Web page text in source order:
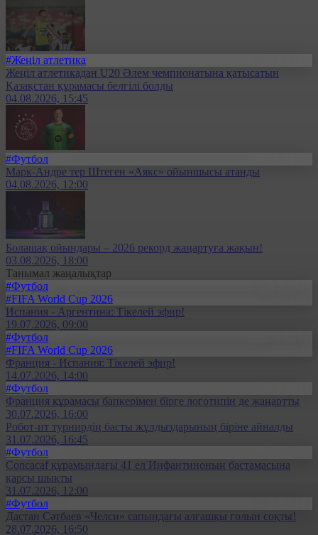
#Жеңіл атлетика
Жеңіл атлетикадан U20 Әлем чемпионатына қатысатын
Қазақстан құрамасы белгілі болды
04.08.2026, 15:45
#Футбол
Марк-Андре тер Штеген «Аякс» ойыншысы атанды
04.08.2026, 12:00
Болашақ ойындары – 2026 рекорд жаңартуға жақын!
03.08.2026, 18:00
Танымал жаңалықтар
#Футбол
#FIFA World Cup 2026
Испания - Аргентина: Тікелей эфир!
19.07.2026, 09:00
#Футбол
#FIFA World Cup 2026
Франция - Испания: Тікелей эфир!
14.07.2026, 14:00
#Футбол
Франция құрамасы бапкерімен бірге логотипін де жаңартты
30.07.2026, 16:00
Робот-ит турнирдің басты жұлдыздарының біріне айналды
31.07.2026, 16:45
#Футбол
Concacaf құрамындағы 41 ел Инфантиноның бастамасына
қарсы шықты
31.07.2026, 12:00
#Футбол
Дастан Сәтбаев «Челси» сапындағы алғашқы голын соқты!
28.07.2026, 16:50